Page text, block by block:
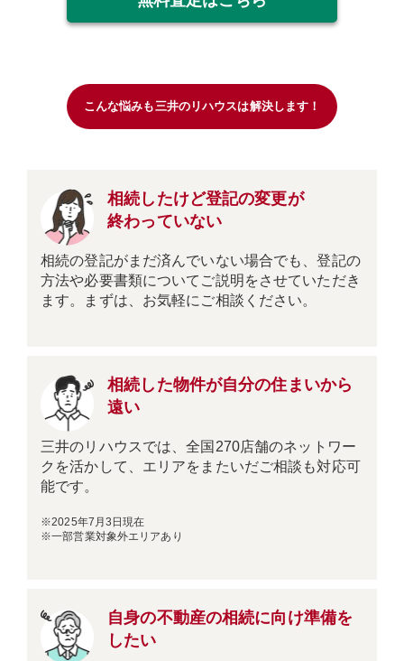
こんな悩みも三井のリハウスは解決します！
相続したけど登記の変更が
終わっていない
相続の登記がまだ済んでいない場合でも、登記の
方法や必要書類についてご説明をさせていただき
ます。まずは、お気軽にご相談ください。
相続した物件が自分の住まいから
遠い
三井のリハウスでは、全国270店舗のネットワー
クを活かして、エリアをまたいだご相談も対応可
能です。
※2025年7月3日現在
※一部営業対象外エリアあり
自身の不動産の相続に向け準備を
したい